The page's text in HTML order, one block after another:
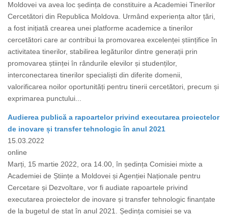
Moldovei va avea loc ședința de constituire a Academiei Tinerilor
Cercetători din Republica Moldova. Urmând experiența altor țări,
a fost inițiată crearea unei platforme academice a tinerilor
cercetători care ar contribui la promovarea excelenței științifice în
activitatea tinerilor, stabilirea legăturilor dintre generații prin
promovarea științei în rândurile elevilor și studenților,
interconectarea tinerilor specialiști din diferite domenii,
valorificarea noilor oportunități pentru tinerii cercetători, precum și
exprimarea punctului...
Audierea publică a rapoartelor privind executarea proiectelor
de inovare și transfer tehnologic în anul 2021
15.03.2022
online
Marți, 15 martie 2022, ora 14.00, în ședința Comisiei mixte a
Academiei de Științe a Moldovei și Agenției Naționale pentru
Cercetare și Dezvoltare, vor fi audiate rapoartele privind
executarea proiectelor de inovare și transfer tehnologic finanțate
de la bugetul de stat în anul 2021. Ședința comisiei se va